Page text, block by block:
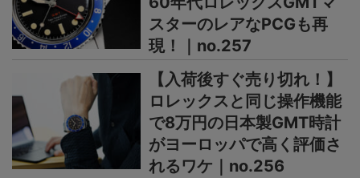
スターのレアなPCGも再
現！｜no.257
【入荷後すぐ売り切れ！】
ロレックスと同じ操作機能
で8万円の日本製GMT時計
がヨーロッパで高く評価さ
れるワケ｜no.256